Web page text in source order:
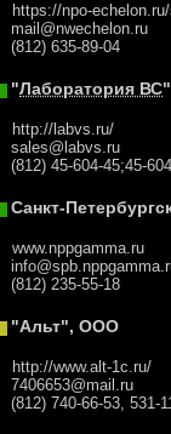
https://npo-
mail@nwechelon.ru
(812) 635-89-04
"Лаборатория ВС
http://labvs.ru/
sales@labvs.ru
(812) 45-604-45;45-
Санкт-
www.nppgamma.ru
(812) 235-55-18
"Альт", ООО
http://www.alt-1c.ru/
7406653@mail.ru
(812) 740-66-53, 531-